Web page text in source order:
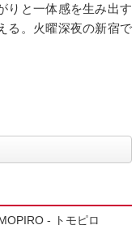
りと一体感を生み出す
る。火曜深夜の新宿で
- トモピロ